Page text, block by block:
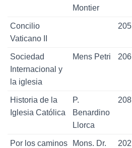
Montier
Concilio
Vaticano II
205
Sociedad
Internacional y
la iglesia
Mens Petri 206
Historia de la
Iglesia Católica
P.
Benardino
Llorca
208
Por los caminos
Mons. Dr.
202